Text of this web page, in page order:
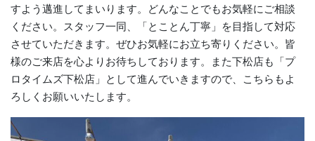
すよう邁進してまいります。どんなことでもお気軽にご相談
ください。スタッフ一同、「とことん丁寧」を目指して対応
させていただきます。ぜひお気軽にお立ち寄りください。皆
様のご来店を心よりお待ちしております。また下松店も「プ
ロタイムズ下松店」として進んでいきますので、こちらもよ
ろしくお願いいたします。